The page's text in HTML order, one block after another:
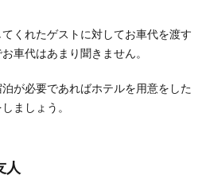
くれたゲストに対してお車代を渡す
車代はあまり聞きません。
が必要であればホテルを用意をした
ましょう。
人